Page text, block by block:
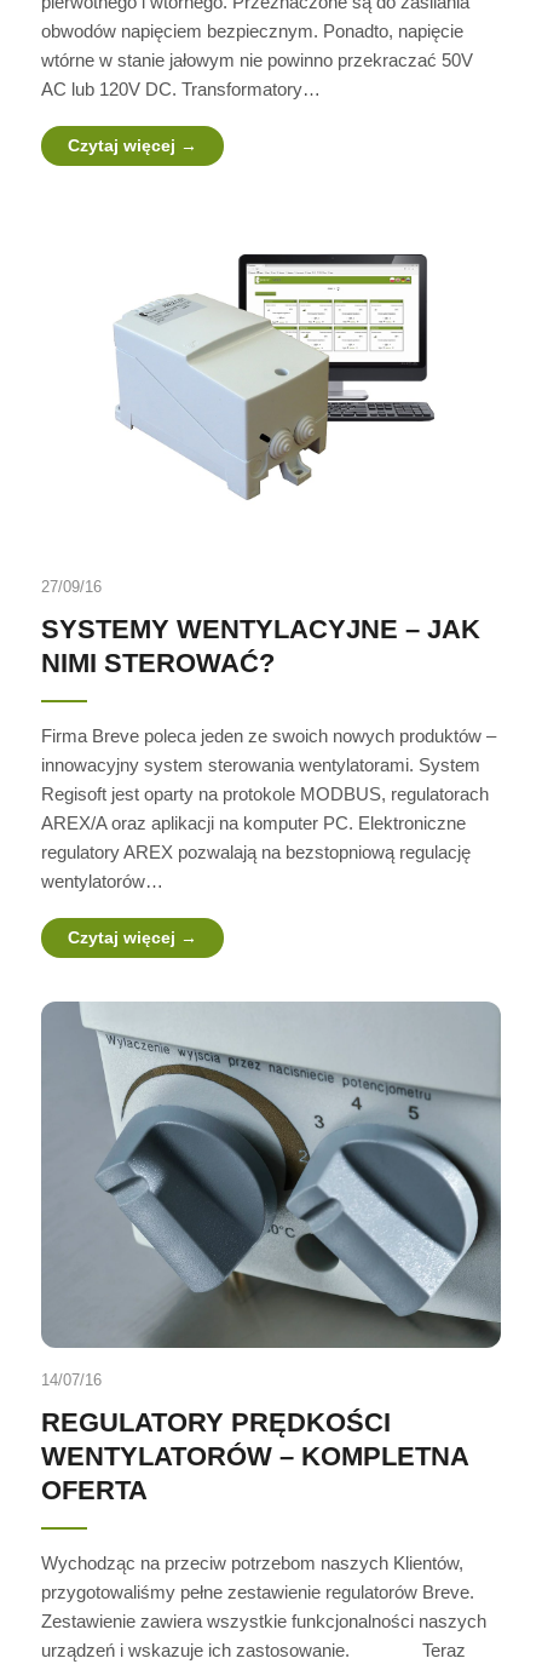
obwodów napięciem bezpiecznym. Ponadto, napięcie
wtórne w stanie jałowym nie powinno przekraczać 50V
AC lub 120V DC. Transformatory…
Czytaj więcej
27/09/16
SYSTEMY WENTYLACYJNE – JAK
NIMI STEROWAĆ?
Firma Breve poleca jeden ze swoich nowych produktów –
innowacyjny system sterowania wentylatorami. System
Regisoft jest oparty na protokole MODBUS, regulatorach
AREX/A oraz aplikacji na komputer PC. Elektroniczne
regulatory AREX pozwalają na bezstopniową regulację
wentylatorów…
Czytaj więcej
14/07/16
REGULATORY PRĘDKOŚCI
WENTYLATORÓW – KOMPLETNA
OFERTA
Wychodząc na przeciw potrzebom naszych Klientów,
przygotowaliśmy pełne zestawienie regulatorów Breve.
Zestawienie zawiera wszystkie funkcjonalności naszych
urządzeń i wskazuje ich zastosowanie. Teraz